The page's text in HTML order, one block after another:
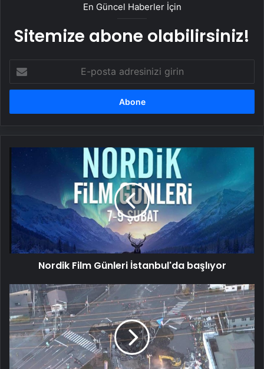
En Güncel Haberler İçin
Sitemize abone olabilirsiniz!
posta
adresinizi
Nordik
Film
İstanbul'da
Nordik Film Günleri İstanbul'da başlıyor
Japonya'da
gündemin
birinci
maddesi:
DEV
ÇUKUR!